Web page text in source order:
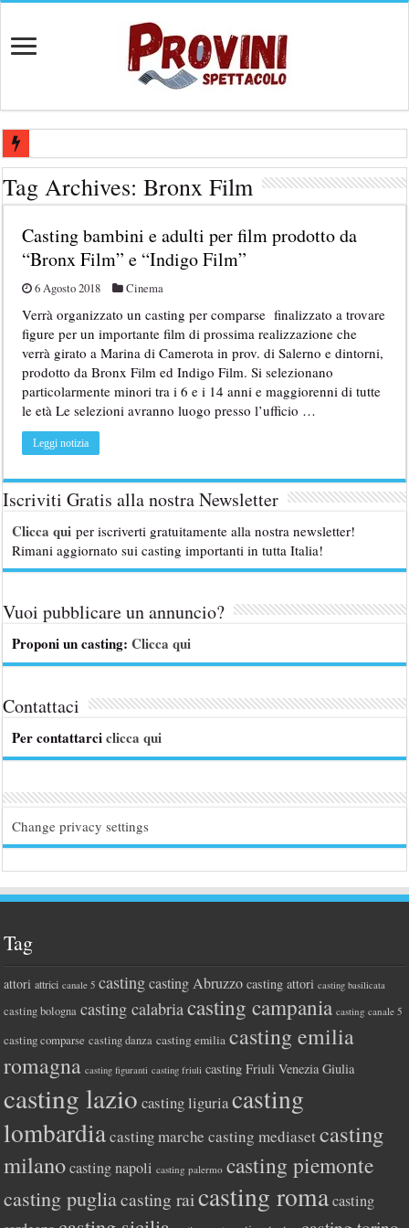
Casting attore per “Luna: dialogo tra un Poeta e una Prostituta” –
Casting per coppia: Realizzazione shooting foto e video retribuito
Casting per nuovo lungometraggio: si cercano attori, attrici e
Ricerca tastierista per Tribute Band dedicata ad Eros Ramazzotti –
Tag Archives:Bronx Film
Casting bambini e adulti per film prodotto da
“Bronx Film” e “Indigo Film”
6 Agosto 2018 Cinema
Verrà organizzato un casting per comparse finalizzato a trovare
figure per un importante film di prossima realizzazione che
verrà girato a Marina di Camerota in prov. di Salerno e dintorni,
prodotto da Bronx Film ed Indigo Film. Si selezionano
particolarmente minori tra i 6 e i 14 anni e maggiorenni di tutte
le età Le selezioni avranno luogo presso l’ufficio …
Leggi notizia
Iscriviti Gratis alla nostra Newsletter
Clicca qui per iscriverti gratuitamente alla nostra newsletter!
Rimani aggiornato sui casting importanti in tutta Italia!
Vuoi pubblicare un annuncio?
Proponi un casting:Clicca qui
Contattaci
Per contattarciclicca qui
Change privacy settings
Tag
attori attrici canale 5 casting casting Abruzzo casting attori casting basilicata
casting bologna casting calabriacasting campania casting canale 5
casting comparse casting danza casting emilia casting emilia
romagna casting figuranti casting friuli casting Friuli Venezia Giulia
casting lazio casting liguriacasting
lombardiacasting marche casting mediasetcasting
milano casting napoli casting palermo casting piemonte
casting pugliacasting raicasting roma casting